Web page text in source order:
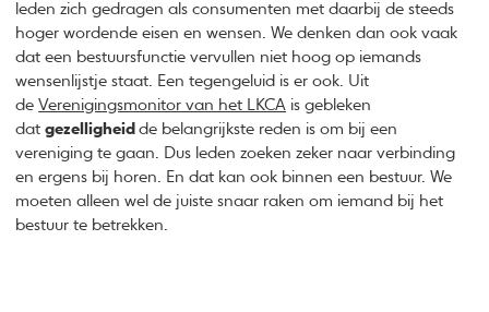
leden zich gedragen als consumenten met daarbij de steeds
hoger wordende eisen en wensen. We denken dan ook vaak
dat een bestuursfunctie vervullen niet hoog op iemands
wensenlijstje staat. Een tegengeluid is er ook. Uit
deVerenigingsmonitor van het LKCA is gebleken
datgezelligheidde belangrijkste reden is om bij een
vereniging te gaan. Dus leden zoeken zeker naar verbinding
en ergens bij horen. En dat kan ook binnen een bestuur. We
moeten alleen wel de juiste snaar raken om iemand bij het
bestuur te betrekken.